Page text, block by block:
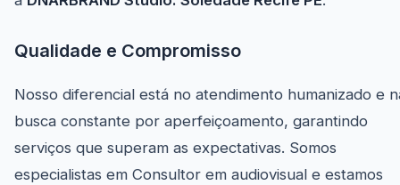
Qualidade e Compromisso
Nosso diferencial está no atendimento humanizado e
busca constante por aperfeiçoamento, garantindo
serviços que superam as expectativas. Somos
especialistas em Consultor em audiovisual e estamos